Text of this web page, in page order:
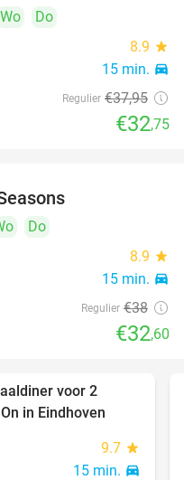
Wo
Do
8.9 star
15 min. directions_car
Regulier €37,95
€32,75
Do
8.9 star
15 min. directions_car
Regulier €38
€32,60
voor 2
in Eindhoven
9.7 star
15 min. directions_car